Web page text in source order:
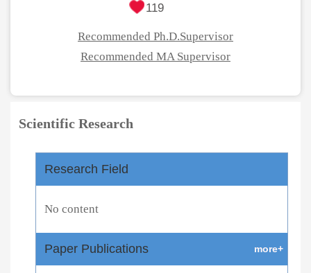
119
Recommended Ph.D.Supervisor
Recommended MA Supervisor
Scientific Research
Research Field
No content
Paper Publications more+